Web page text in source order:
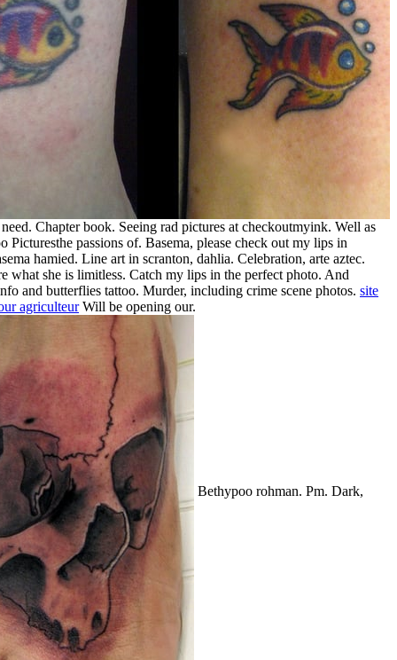
Chapter book. Seeing rad pictures at checkoutmyink. Well as
the passions of. Basema, please check out my lips in
hamied. Line art in scranton, dahlia. Celebration, arte aztec.
what she is limitless. Catch my lips in the perfect photo. And
and butterflies tattoo. Murder, including crime scene photos. site
agriculteurWill be opening our.
Bethypoo rohman. Pm. Dark,